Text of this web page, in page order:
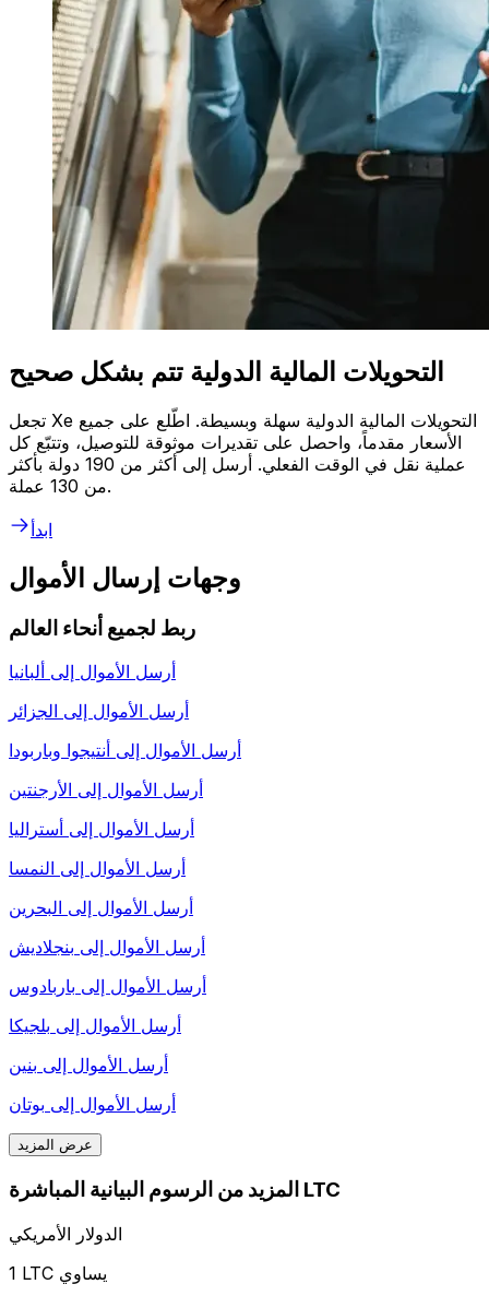
التحويلات المالية الدولية تتم بشكل صحيح
تجعل Xe التحويلات المالية الدولية سهلة وبسيطة. اطّلع على جميع
الأسعار مقدماً، واحصل على تقديرات موثوقة للتوصيل، وتتبّع كل
عملية نقل في الوقت الفعلي. أرسل إلى أكثر من 190 دولة بأكثر
من 130 عملة.
ابدأ
وجهات إرسال الأموال
ربط لجميع أنحاء العالم
أرسل الأموال إلى ألبانيا
أرسل الأموال إلى الجزائر
أرسل الأموال إلى أنتيجوا وباربودا
أرسل الأموال إلى الأرجنتين
أرسل الأموال إلى أستراليا
أرسل الأموال إلى النمسا
أرسل الأموال إلى البحرين
أرسل الأموال إلى بنجلاديش
أرسل الأموال إلى باربادوس
أرسل الأموال إلى بلجيكا
أرسل الأموال إلى بنين
أرسل الأموال إلى بوتان
عرض المزيد
المزيد من الرسوم البيانية المباشرة LTC
الدولار الأمريكي
1 LTC يساوي